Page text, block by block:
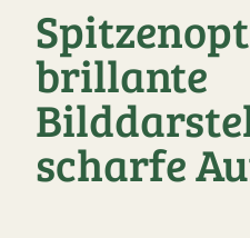
brillante
scharfe